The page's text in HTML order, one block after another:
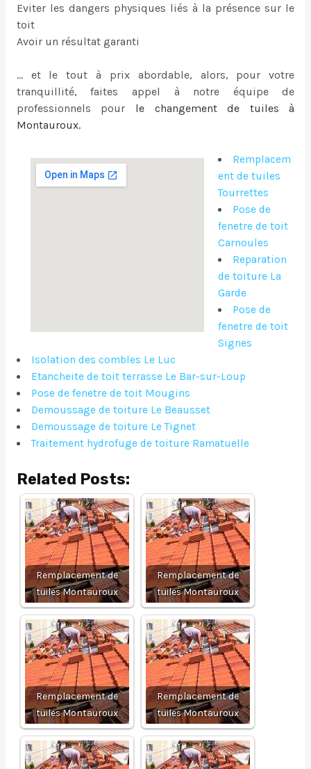
Eviter les dangers physiques liés à la présence sur le
toit
Avoir un résultat garanti
… et le tout à prix abordable, alors, pour votre
tranquillité, faites appel à notre équipe de
professionnels pour le changement de tuiles à
Montauroux.
Remplacem
ent de tuiles
Tourrettes
Pose de
fenetre de toit
Carnoules
Reparation
de toiture La
Garde
Pose de
fenetre de toit
Signes
Isolation des combles Le Luc
Etancheite de toit terrasse Le Bar-sur-Loup
Pose de fenetre de toit Mougins
Demoussage de toiture Le Beausset
Demoussage de toiture Le Tignet
Traitement hydrofuge de toiture Ramatuelle
Related Posts:
Remplacement de
tuiles Montauroux
Remplacement de
tuiles Montauroux
Remplacement de
tuiles Montauroux
Remplacement de
tuiles Montauroux